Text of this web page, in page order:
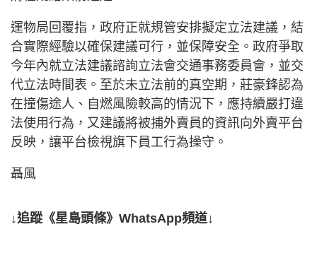
運物局回覆指，政府正就規管安排擬定立法建議，結
合實際經驗以確保建議可行，並保障安全。政府爭取
今年內就立法建議諮詢立法會交通事務委員會，並交
代立法時間表。至於未立法前的真空期，莊豪鋒認為
在撞傷途人、自燃風險較高的情況下，應持續嚴打違
法使用行為，又建議將被捕外賣員的資訊向外賣平台
反映，讓平台檢視旗下員工行為操守。
聶風
↓追蹤《星島頭條》WhatsApp頻道↓